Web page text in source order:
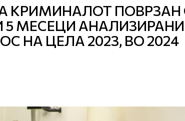
КРИМИНАЛОТ ПОВРЗАН
МЕСЕЦИ АНАЛИЗИРАНИ
НА ЦЕЛА 2023, ВО 2024